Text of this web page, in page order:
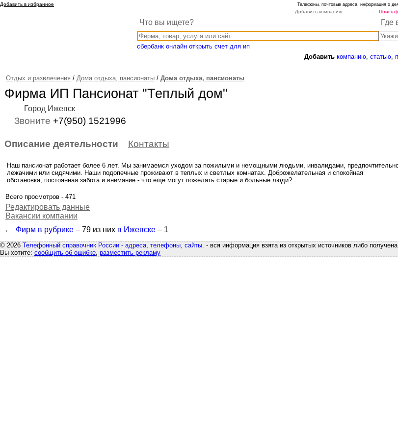
Добавить в избранное Телефоны, почтовые адреса, информация о
Добавить компанию Поиск
Что вы ищете? Где
сбербанк онлайн открыть счет для ип
Добавить компанию, статью,
Отдых и развлечения / Дома отдыха, пансионаты / Дома отдыха, пансионаты
Фирма ИП Пансионат "Теплый дом"
Город Ижевск
Звоните +7(950) 1521996
Описание деятельности Контакты
Наш пансионат работает более 6 лет. Мы занимаемся уходом за пожилыми и немощными людьми, инвалидами,
лежачими или сидячими. Наши подопечные проживают в теплых и светлых комнатах. Доброжелательная и спокойная
обстановка, постоянная забота и внимание - что еще могут пожелать старые и больные люди?
Всего просмотров - 471
Редактировать данные
Вакансии компании
← Фирм в рубрике – 79 из них в Ижевске – 1
© 2026 Телефонный справочник России - адреса, телефоны, сайты. - вся информация взята из открытых источников либо
Вы хотите: сообщить об ошибке, разместить рекламу